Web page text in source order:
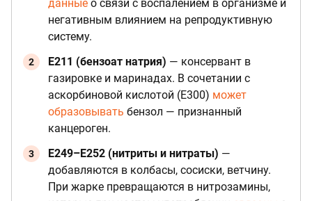
данные о связи с воспалением в организме и
негативным влиянием на репродуктивную
систему.
E211 (бензоат натрия) — консервант в
газировке и маринадах. В сочетании с
аскорбиновой кислотой (E300) может
образовывать бензол — признанный
канцероген.
E249–E252 (нитриты и нитраты) —
добавляются в колбасы, сосиски, ветчину.
При жарке превращаются в нитрозамины,